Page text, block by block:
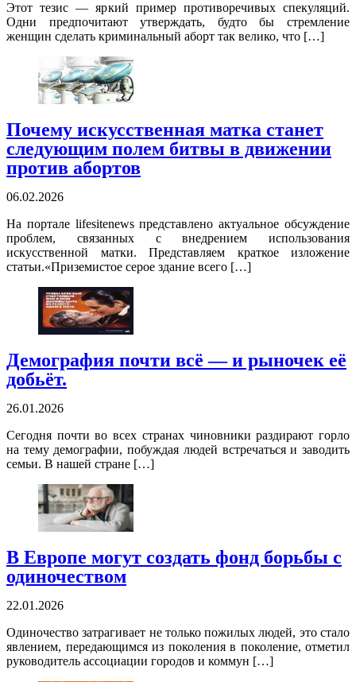
Этот тезис — яркий пример противоречивых спекуляций.
Одни предпочитают утверждать, будто бы стремление
женщин сделать криминальный аборт так велико, что […]
Почему искусственная матка станет
следующим полем битвы в движении
против абортов
06.02.2026
На портале lifesitenews представлено актуальное обсуждение
проблем, связанных с внедрением использования
искусственной матки. Представляем краткое изложение
статьи.«Приземистое серое здание всего […]
Демография почти всё — и рыночек её
добьёт.
26.01.2026
Сегодня почти во всех странах чиновники раздирают горло
на тему демографии, побуждая людей встречаться и заводить
семьи. В нашей стране […]
В Европе могут создать фонд борьбы с
одиночеством
22.01.2026
Одиночество затрагивает не только пожилых людей, это стало
явлением, передающимся из поколения в поколение, отметил
руководитель ассоциации городов и коммун […]